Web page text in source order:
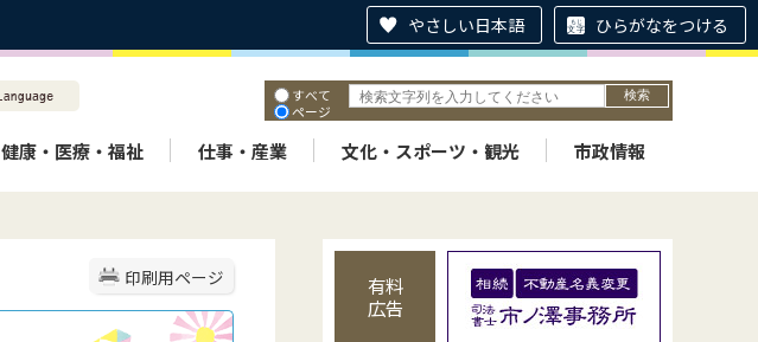
やさしい日本語 ひらがなをつける
すべて
ページ
健康・医療・福祉 仕事・産業 文化・スポーツ・観光 市政情報
印刷用ページ
有料
広告